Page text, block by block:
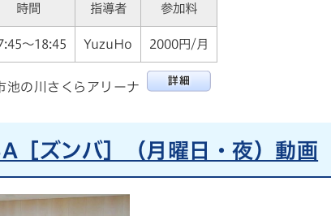
時間 指導者 参加料
～18:45 YuzuHo 2000円/月
池の川さくらアリーナ
［ズンバ］（月曜日・夜）動画